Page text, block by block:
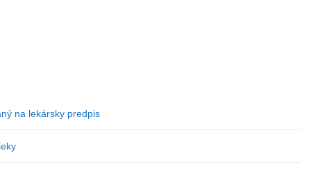
na lekársky predpis